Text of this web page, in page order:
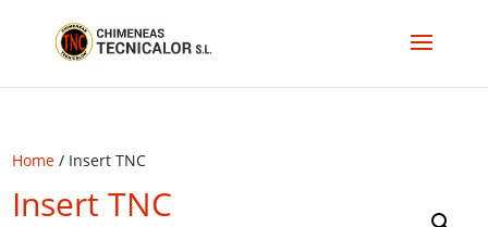
Home / Insert TNC
Insert TNC